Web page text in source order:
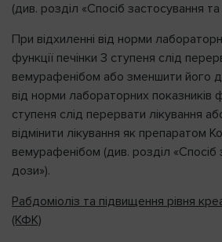
(див. розділ «Спосіб застосування
При відхиленні від норми
функції печінки 3 ступеня слід
вемурафенібом або зменшити його
від норми лабораторних показників
ступеня слід перервати лікування
відмінити лікування як препаратом
вемурафенібом (див. розділ «Спосіб
дози»).
Рабдоміоліз та підвищення рівня
(КФК)